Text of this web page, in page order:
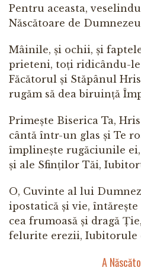
Pentru aceasta,
Născătoare de
Mâinile, și ochii, și
prieteni, toți ridicându-le
Făcătorul și Stăpânul
rugăm să dea biruință
Primește Biserica Ta,
cântă într-un glas și Te
împlinește rugăciunile
și ale Sfinților Tăi,
O, Cuvinte al lui
ipostatică și vie, întărește
cea frumoasă și dragă
felurite erezii, Iubitorule
A